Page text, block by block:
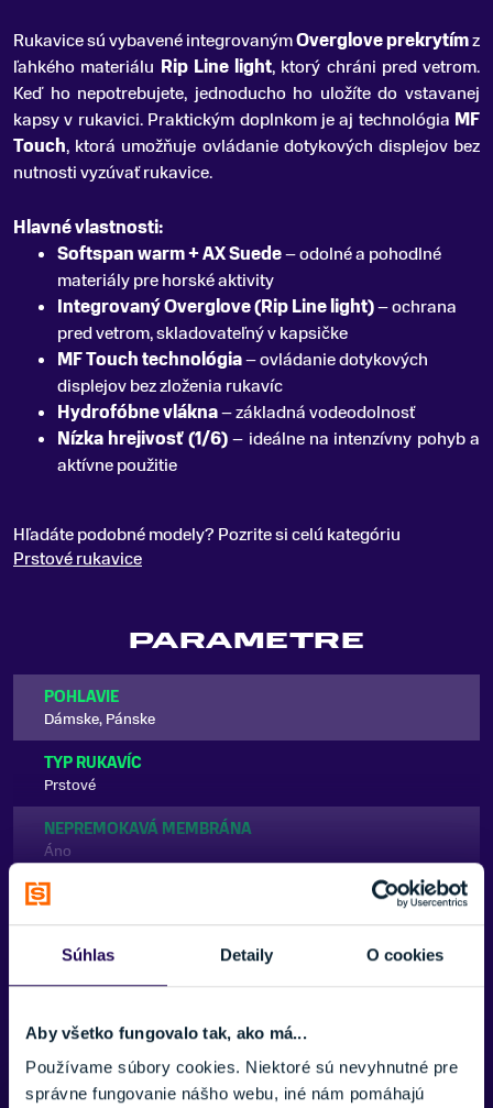
Súhlas Detaily O cookies
Aby všetko fungovalo tak, ako má...
Používame súbory cookies. Niektoré sú nevyhnutné pre
správne fungovanie nášho webu, iné nám pomáhajú
Rukavice sú vybavené integrovanýmOverglove prekrytímz
ľahkého materiálu Rip Line light, ktorý chráni pred vetrom.
Keď ho nepotrebujete, jednoducho ho uložíte do vstavanej
kapsy v rukavici. Praktickým doplnkom je aj technológia MF
Touch, ktorá umožňuje ovládanie dotykových displejov bez
nutnosti vyzúvať rukavice.
Hlavné vlastnosti:
Softspan warm + AX Suede– odolné a pohodlné
materiály pre horské aktivity
Integrovaný Overglove (Rip Line light)– ochrana
pred vetrom, skladovateľný v kapsičke
MF Touch technológia– ovládanie dotykových
displejov bez zloženia rukavíc
Hydrofóbne vlákna– základná vodeodolnosť
Nízka hrejivosť (1/6)– ideálne na intenzívny pohyb a
aktívne použitie
Hľadáte podobné modely? Pozrite si celú kategóriu
Prstové rukavice
PARAMETRE
POHLAVIE
Dámske, Pánske
TYP RUKAVÍC
Prstové
NEPREMOKAVÁ MEMBRÁNA
Áno
IZOLÁCIA RUKAVÍC
FARBA
Čierna
VHODNÉ NA
Skialpinizmus
ZNAČKA
Potrebujete viac informácii? Sme tu